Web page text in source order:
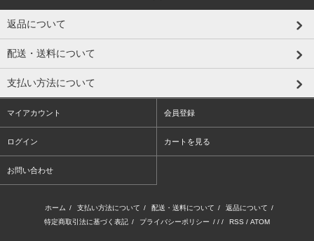
返品について
配送・送料について
支払い方法について
マイアカウント 会員登録
ログイン カートを見る
お問い合わせ
ホーム / 支払い方法について / 配送・送料について / 返品について /
特定商取引法に基づく表記 / プライバシーポリシー / / / RSS / ATOM